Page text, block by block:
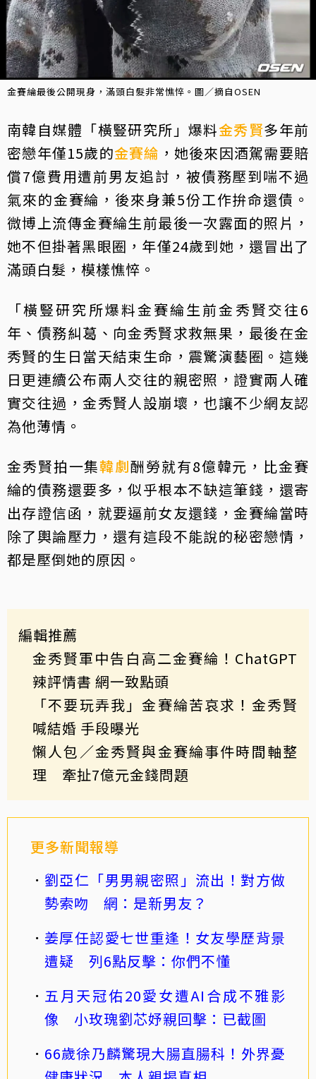
金賽綸最後公開現身，滿頭白髮非常憔悴。圖／摘自OSEN
南韓自媒體「橫豎研究所」爆料金秀賢多年前
密戀年僅15歲的金賽綸 ，她後來因酒駕需要賠
償7億費用遭前男友追討，被債務壓到喘不過
氣來的金賽綸，後來身兼5份工作拚命還債。
微博上流傳金賽綸生前最後一次露面的照片，
她不但掛著黑眼圈，年僅24歲到她，還冒出了
滿頭白髮，模樣憔悴。
「橫豎研究所爆料金賽綸生前金秀賢交往6
年、債務糾葛、向金秀賢求救無果，最後在金
秀賢的生日當天結束生命，震驚演藝圈。這幾
日更連續公布兩人交往的親密照，證實兩人確
實交往過，金秀賢人設崩壞，也讓不少網友認
為他薄情。
金秀賢拍一集韓劇酬勞就有8億韓元，比金賽
綸的債務還要多，似乎根本不缺這筆錢，還寄
出存證信函，就要逼前女友還錢，金賽綸當時
除了輿論壓力，還有這段不能說的秘密戀情，
都是壓倒她的原因。
編輯推薦
金秀賢軍中告白高二金賽綸！ChatGPT
辣評情書 網一致點頭
「不要玩弄我」金賽綸苦哀求！金秀賢
喊結婚 手段曝光
懶人包／金秀賢與金賽綸事件時間軸整
理 牽扯7億元金錢問題
更多新聞報導
劉亞仁「男男親密照」流出！對方做
勢索吻 網：是新男友？
姜厚任認愛七世重逢！女友學歷背景
遭疑 列6點反擊：你們不懂
五月天冠佑20愛女遭AI合成不雅影
像 小玫瑰劉芯妤親回擊：已截圖
66歲徐乃麟驚現大腸直腸科！外界憂